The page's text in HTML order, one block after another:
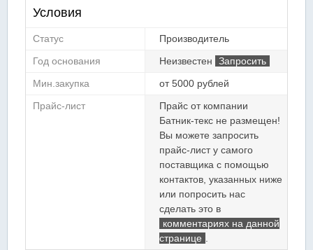
Условия
Статус
Производитель
Год основания
Неизвестен
Запросить
Мин.закупка
от 5000 рублей
Прайс-лист
Прайс от компании
Батник-текс не размещен!
Вы можете запросить
прайс-лист у самого
поставщика с помощью
контактов, указанных ниже
или попросить нас
сделать это в
комментариях на данной
странице